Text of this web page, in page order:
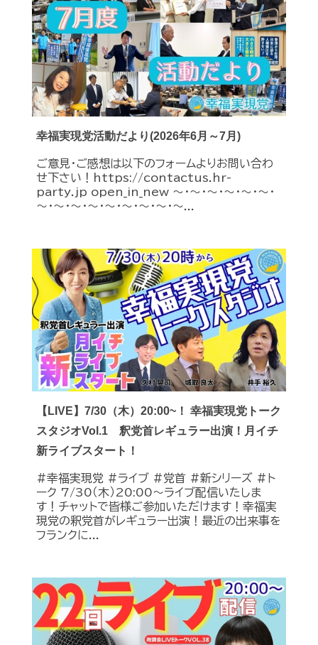
幸福実現党活動だより(2026年6月～7月)
ご意見・ご感想は以下のフォームよりお問い合わ
せ下さい！https://contactus.hr-
party.jp open_in_new ～・～・～・～・～・～・
～・～・～・～・～・～・～・～・～...
【LIVE】7/30（木）20:00~！ 幸福実現党トーク
スタジオVol.1 釈党首レギュラー出演！月イチ
新ライブスタート！
#幸福実現党 #ライブ #党首 #新シリーズ #ト
ーク 7/30（木）20:00～ライブ配信いたしま
す！チャットで皆様ご参加いただけます！幸福実
現党の釈党首がレギュラー出演！最近の出来事を
フランクに...